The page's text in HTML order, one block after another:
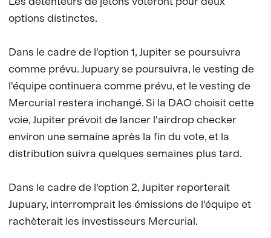
options distinctes.
Dans le cadre de l'option 1, Jupiter se poursuivra
comme prévu. Jupuary se poursuivra, le vesting de
l'équipe continuera comme prévu, et le vesting de
Mercurial restera inchangé. Si la DAO choisit cette
voie, Jupiter prévoit de lancer l'airdrop checker
environ une semaine après la fin du vote, et la
distribution suivra quelques semaines plus tard.
Dans le cadre de l'option 2, Jupiter reporterait
Jupuary, interromprait les émissions de l'équipe et
rachèterait les investisseurs Mercurial.